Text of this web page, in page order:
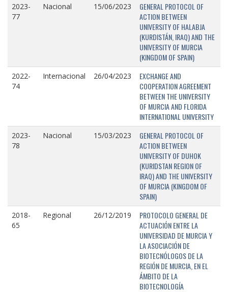
2023-
77
Nacional 15/06/2023
GENERAL PROTOCOL OF
ACTION BETWEEN
UNIVERSITY OF HALABJA
(KURDISTÁN, IRAQ) AND THE
UNIVERSITY OF MURCIA
(KINGDOM OF SPAIN)
2022-
74
Internacional 26/04/2023
EXCHANGE AND
COOPERATION AGREEMENT
BETWEEN THE UNIVERSITY
OF MURCIA AND FLORIDA
INTERNATIONAL UNIVERSITY
2023-
78
Nacional 15/03/2023
GENERAL PROTOCOL OF
ACTION BETWEEN
UNIVERSITY OF DUHOK
(KURIDSTAN REGION OF
IRAQ) AND THE UNIVERSITY
OF MURCIA (KINGDOM OF
SPAIN)
2018-
65
Regional 26/12/2019
PROTOCOLO GENERAL DE
ACTUACIÓN ENTRE LA
UNIVERSIDAD DE MURCIA Y
LA ASOCIACIÓN DE
BIOTECNÓLOGOS DE LA
REGIÓN DE MURCIA, EN EL
ÁMBITO DE LA
BIOTECNOLOGÍA